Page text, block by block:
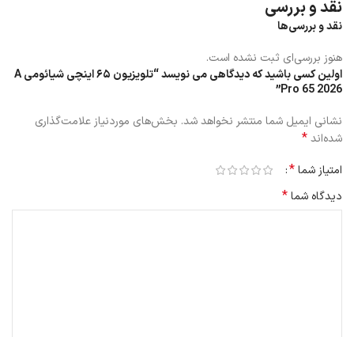
عالی را برای این نمایشگر بزرگ روی میز فراهم می‌کنند.
نقد و بررسی
نقد و بررسی‌ها
هنوز بررسی‌ای ثبت نشده است.
اولین کسی باشید که دیدگاهی می نویسد “تلویزیون ۶۵ اینچی شیائومی A
Pro 65 2026”
نشانی ایمیل شما منتشر نخواهد شد. بخش‌های موردنیاز علامت‌گذاری
شده‌اند*
امتیاز شما*
دیدگاه شما*